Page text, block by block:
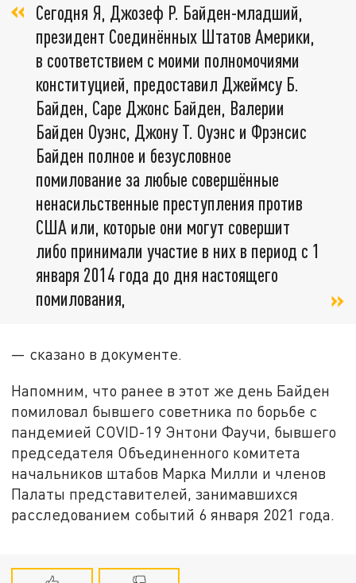
Сегодня Я, Джозеф Р. Байден-младший,
президент Соединённых Штатов Америки,
в соответствием с моими полномочиями
конституцией, предоставил Джеймсу Б.
Байден, Саре Джонс Байден, Валерии
Байден Оуэнс, Джону Т. Оуэнс и Фрэнсис
Байден полное и безусловное
помилование за любые совершённые
ненасильственные преступления против
США или, которые они могут совершит
либо принимали участие в них в период с 1
января 2014 года до дня настоящего
помилования,
— сказано в документе.
Напомним, что ранее в этот же день Байден
помиловал бывшего советника по борьбе с
пандемией COVID-19 Энтони Фаучи, бывшего
председателя Объединенного комитета
начальников штабов Марка Милли и членов
Палаты представителей, занимавшихся
расследованием событий 6 января 2021 года.